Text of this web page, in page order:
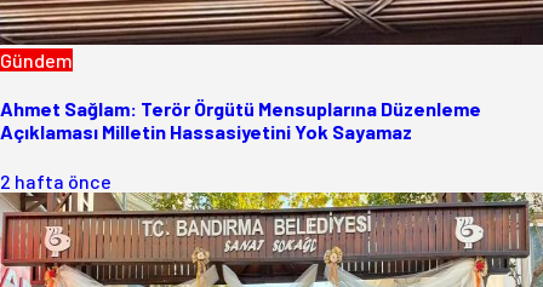
Gündem
Ahmet Sağlam: Terör Örgütü Mensuplarına Düzenleme
Açıklaması Milletin Hassasiyetini Yok Sayamaz
2 hafta önce